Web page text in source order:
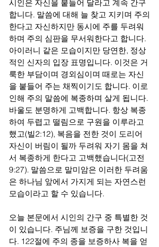
시인은 자신을 붙들어 달라고 계속 간구
합니다. 말씀에 대해 늘 찾고 지키며 주의
한다고 자신하지만 동시에 주를 두려워
하며 주의 심판을 무서워한다고 합니다.
아이러니 같은 모습이지만 당연한, 정상
적인 신자의 입장 표명입니다. 이것은 거
룩한 부담이며 경외심이며 때로는 자신
을 붙들어 주는 채찍이기도 합니다. 이로
인해 주의 말씀에 복종하며 살게 됩니다.
바울도 분명하게 고백합니다. 항상 복종
하여 두렵고 떨림으로 구원을 이루라고
했고(빌2:12), 복음을 전한 것이 도리어
자신이 버림이 될까 두려워 자기 몸을 쳐
서 복종하게 한다고 고백했습니다(고전
9:27). 말씀으로 말미암은 이러한 두려움
은 하나님 앞에서 가지게 되는 자연스런
모습이라고 할 수 있습니다.
오늘 본문에서 시인의 간구 중 특별한 것
이 있습니다. 주님께 보증을 구한 것입니
다. 122절에 주의 종을 보증하사 복을 얻